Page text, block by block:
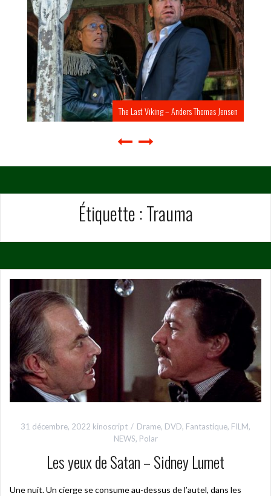
The Last Viking – Anders Thomas Jensen
Étiquette :Trauma
31 décembre, 2022 kinoscript Drame, DVD, Fantastique, FILM,
NEWS, Polar
Les yeux de Satan – Sidney Lumet
Une nuit. Un cierge se consume au-dessus de l’autel, dans les